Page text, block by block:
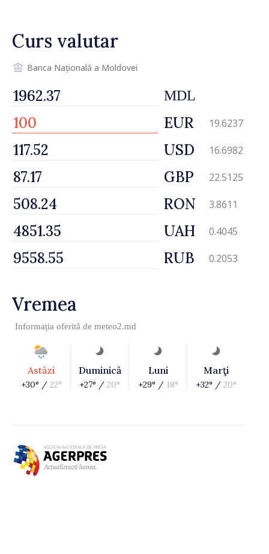
Curs valutar
Banca Națională a Moldovei
MDL
EUR 19.6237
USD 16.6982
GBP 22.5125
RON 3.8611
UAH 0.4045
RUB 0.2053
Vremea
Informația oferită de meteo2.md
Astăzi
+30° / 22°
Duminică
+27° / 20°
Luni
+29° / 18°
Marţi
+32° / 20°